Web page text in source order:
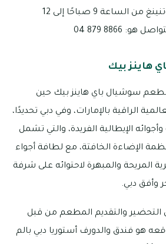
يوم الإثنين، وفطور فلوتنينغ من الساعة 9 صباحًا إلى 12
8866 879 04
هاينز بيك
سوشيال باي هاينز بيك حين
الراقية بالإمارات، وفي دبي تحديدًا،
الإيطالية الفريدة، والتي تشمل
الإضاءة الخافتة، مع لطافة أجواء
المريحة والمبهرة لاحتوائه على شرفة
وأفق دبي.
التحضير والتقديم المطعم من قبل
هو فندق والدورف أستوريا دبي بالم